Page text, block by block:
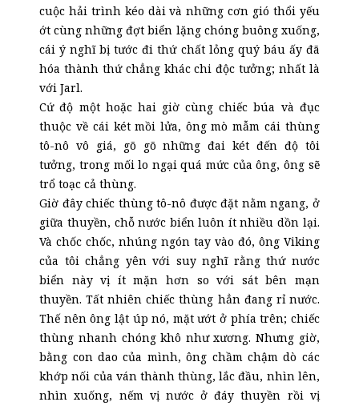
cuộc hải trình kéo dài và những cơn gió thổi yếu
ớt cùng những đợt biển lặng chóng buông xuống,
cái ý nghĩ bị tước đi thứ chất lỏng quý báu ấy đã
hóa thành thứ chẳng khác chi độc tưởng; nhất là
với Jarl.
Cứ độ một hoặc hai giờ cùng chiếc búa và đục
thuộc về cái két mồi lửa, ông mò mẫm cái thùng
tô-nô vô giá, gõ gõ những đai két đến độ tôi
tưởng, trong mối lo ngại quá mức của ông, ông sẽ
trổ toạc cả thùng.
Giờ đây chiếc thùng tô-nô được đặt nằm ngang, ở
giữa thuyền, chỗ nước biển luôn ít nhiều dồn lại.
Và chốc chốc, nhúng ngón tay vào đó, ông Viking
của tôi chẳng yên với suy nghĩ rằng thứ nước
biển này vị ít mặn hơn so với sát bên mạn
thuyền. Tất nhiên chiếc thùng hẳn đang rỉ nước.
Thế nên ông lật úp nó, mặt ướt ở phía trên; chiếc
thùng nhanh chóng khô như xương. Nhưng giờ,
bằng con dao của mình, ông chầm chậm dò các
khớp nối của ván thành thùng, lắc đầu, nhìn lên,
nhìn xuống, nếm vị nước ở đáy thuyền rồi vị